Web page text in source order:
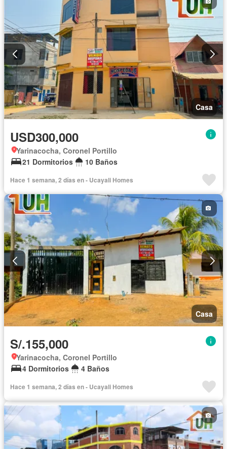
Casa
USD300,000
Yarinacocha, Coronel Portillo
21 Dormitorios
10 Baños
Hace 1 semana, 2 días en - Ucayali Homes
Casa
S/.155,000
Yarinacocha, Coronel Portillo
4 Dormitorios
4 Baños
Hace 1 semana, 2 días en - Ucayali Homes